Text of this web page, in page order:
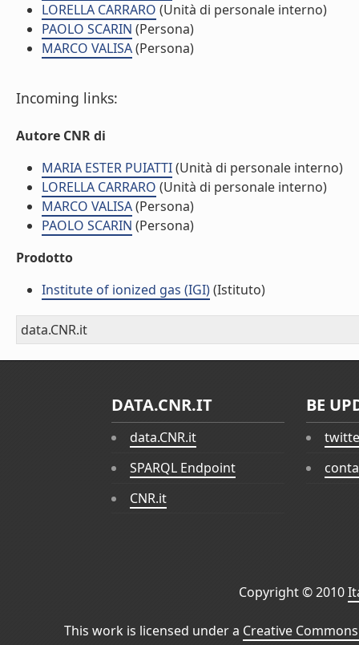
LORELLA CARRARO (Unità di personale interno)
PAOLO SCARIN (Persona)
MARCO VALISA(Persona)
Incoming links:
Autore CNR di
MARIA ESTER PUIATTI(Unità di personale interno)
LORELLA CARRARO (Unità di personale interno)
MARCO VALISA(Persona)
PAOLO SCARIN (Persona)
Prodotto
Institute of ionized gas (IGI)(Istituto)
data.CNR.it
DATA.CNR.IT
data.CNR.it
SPARQL Endpoint
CNR.it
BE
Copyright © 2010
This work is licensed under a Creative